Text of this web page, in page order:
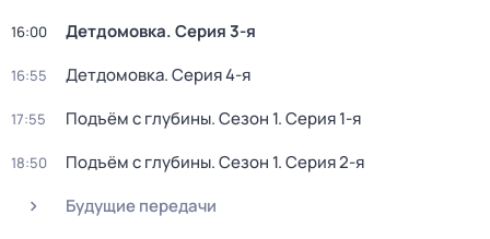
16:00 Детдомовка. Серия 3-я
16:55 Детдомовка. Серия 4-я
17:55 Подъём с глубины. Сезон 1. Серия 1-я
18:50 Подъём с глубины. Сезон 1. Серия 2-я
Будущие передачи